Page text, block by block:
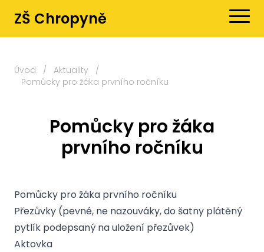
ZŠ Chropyně
Úvod / Aktuality
/
Pomůcky pro žáka prvního ročníku
Pomůcky pro žáka
prvního ročníku
Pomůcky pro žáka prvního ročníku
Přezůvky (pevné, ne nazouváky, do šatny plátěný
pytlík podepsaný na uložení přezůvek)
Aktovka